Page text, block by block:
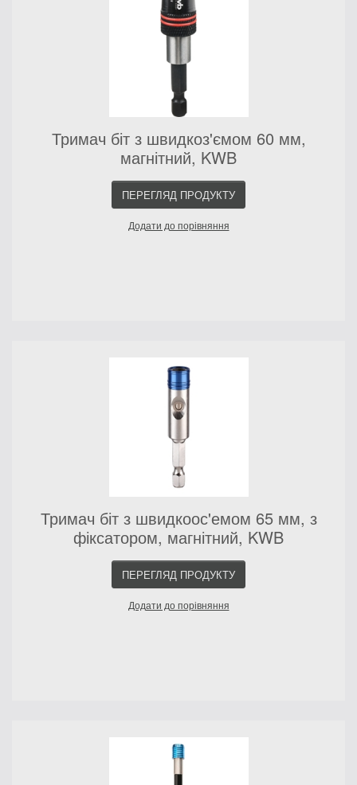
Тримач біт з швидкоз'ємом 60 мм,
магнітний, KWB
ПЕРЕГЛЯД ПРОДУКТУ
Додати до порівняння
Тримач біт з швидкоос'емом 65 мм, з
фіксатором, магнітний, KWB
ПЕРЕГЛЯД ПРОДУКТУ
Додати до порівняння